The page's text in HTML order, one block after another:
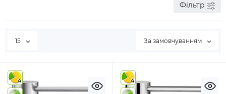
Фільтр
15 За замовчуванням
4 4